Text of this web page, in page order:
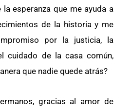
esperanza que me ayuda a
de la historia y me
por la justicia, la
cuidado de la casa común,
que nadie quede atrás?
gracias al amor de